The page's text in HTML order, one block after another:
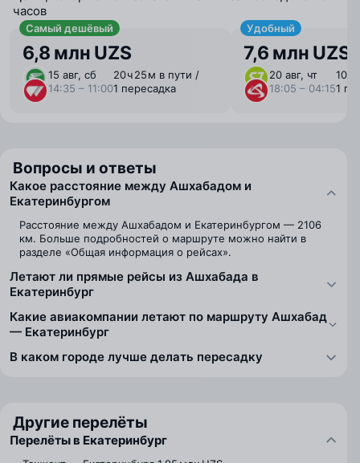
часов
Самый дешёвый
6,8 млн UZS
15 авг, сб
14:35 – 11:00
20 ⁠ч 25 ⁠м в пути /
1 пересадка
Удобный
7,6 млн UZS
20 авг, чт
18:05 – 04:15
10 ⁠ч
1
Вопросы и ответы
Какое расстояние между Ашхабадом и
Екатеринбургом
Расстояние между Ашхабадом и Екатеринбургом — 2106
км. Больше подробностей о маршруте можно найти в
разделе «Общая информация о рейсах».
Летают ли прямые рейсы из Ашхабада в
Екатеринбург
Какие авиакомпании летают по маршруту Ашхабад
— Екатеринбург
В каком городе лучше делать пересадку
Другие перелёты
Перелёты в Екатеринбург